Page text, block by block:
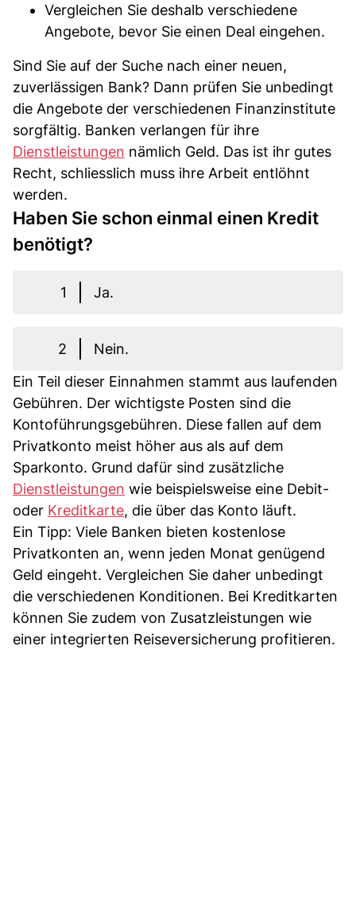
Vergleichen Sie deshalb verschiedene
Angebote, bevor Sie einen Deal eingehen.
Sind Sie auf der Suche nach einer neuen,
zuverlässigen Bank? Dann prüfen Sie unbedingt
die Angebote der verschiedenen Finanzinstitute
sorgfältig. Banken verlangen für ihre
Dienstleistungen nämlich Geld. Das ist ihr gutes
Recht, schliesslich muss ihre Arbeit entlöhnt
werden.
Haben Sie schon einmal einen Kredit
benötigt?
1 Ja.
2
Nein.
Ein Teil dieser Einnahmen stammt aus laufenden
Gebühren. Der wichtigste Posten sind die
Kontoführungsgebühren. Diese fallen auf dem
Privatkonto meist höher aus als auf dem
Sparkonto. Grund dafür sind zusätzliche
Dienstleistungen wie beispielsweise eine Debit-
oder Kreditkarte, die über das Konto läuft.
Ein Tipp: Viele Banken bieten kostenlose
Privatkonten an, wenn jeden Monat genügend
Geld eingeht. Vergleichen Sie daher unbedingt
die verschiedenen Konditionen. Bei Kreditkarten
können Sie zudem von Zusatzleistungen wie
einer integrierten Reiseversicherung profitieren.